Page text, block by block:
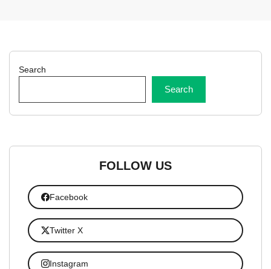
Search
Search
FOLLOW US
Facebook
Twitter X
Instagram